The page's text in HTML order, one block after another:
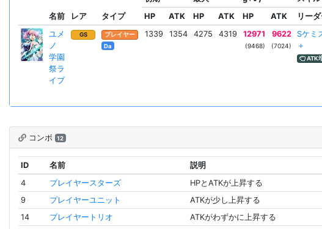
名前 レア タイプ
HP
ATK HP ATK HP ATK リー
ユメ
ノ
学園
祭ラ
イブ
GS
プレイヤー
Da
1339 1354 4275 4319 12971
(9468)
9622
(7024)
Sケミ
＋
ATK
コンボ 12
ID 名前 説明
4
プレイヤースターズ HPとATKが上昇する
9
プレイヤーユニット ATKが少し上昇する
14
プレイヤートリオ ATKがわずかに上昇する